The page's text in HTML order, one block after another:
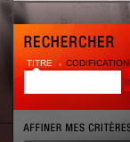
TITRE CODIFICATION